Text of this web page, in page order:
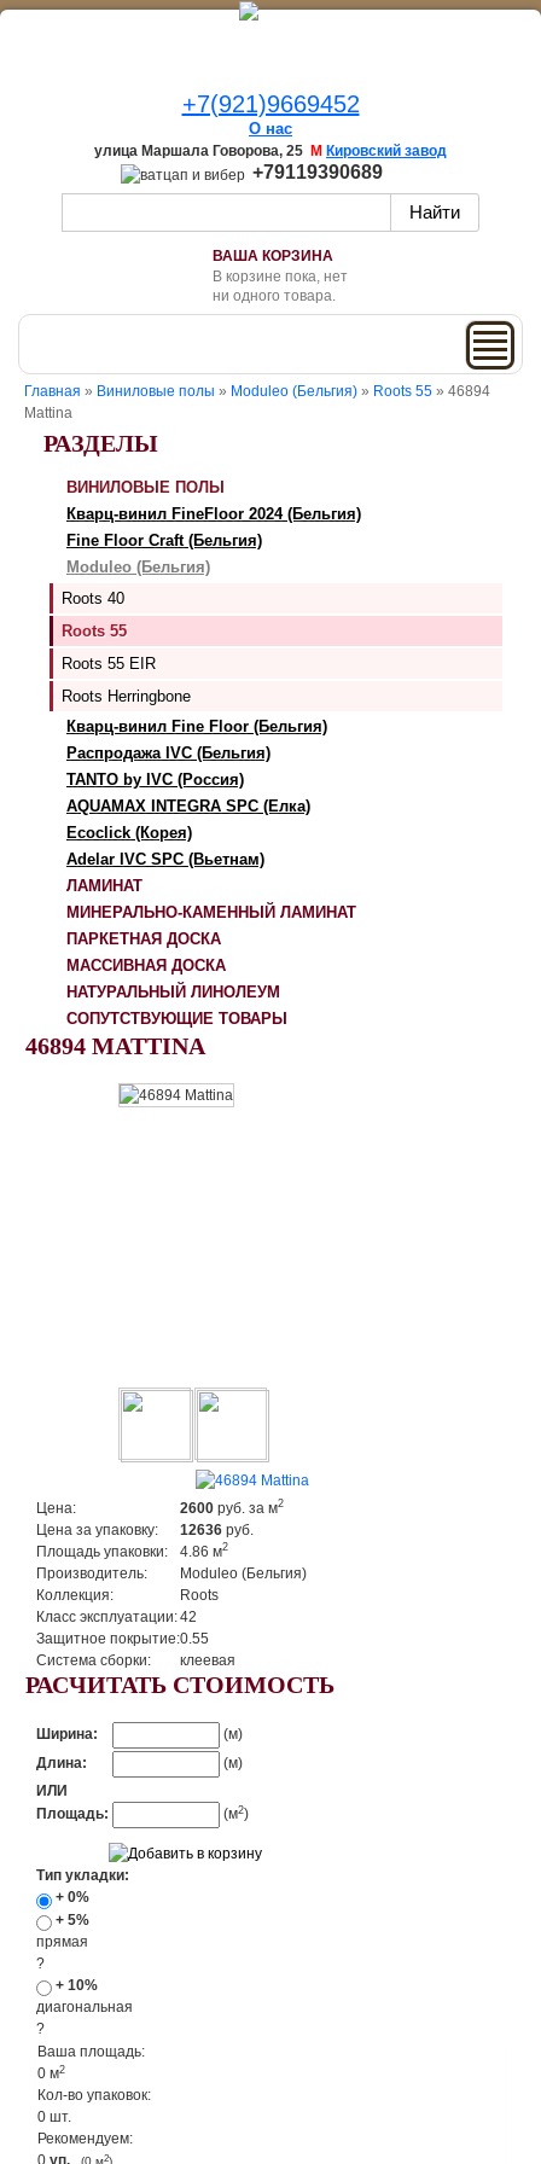
+7(921)9669452
О нас
улица Маршала Говорова, 25 М Кировский завод
+79119390689
ВАША КОРЗИНА
В корзине пока, нет
ни одного товара.
Главная » Виниловые полы » Moduleo (Бельгия) » Roots 55 » 46894
Mattina
РАЗДЕЛЫ
ВИНИЛОВЫЕ ПОЛЫ
Кварц-винил FineFloor 2024 (Бельгия)
Fine Floor Craft (Бельгия)
Moduleo (Бельгия)
Roots 40
Roots 55
Roots 55 EIR
Roots Herringbone
Кварц-винил Fine Floor (Бельгия)
Распродажа IVC (Бельгия)
TANTO by IVC (Россия)
AQUAMAX INTEGRA SPC (Елка)
Ecoclick (Корея)
Adelar IVC SPC (Вьетнам)
ЛАМИНАТ
МИНЕРАЛЬНО-КАМЕННЫЙ ЛАМИНАТ
ПАРКЕТНАЯ ДОСКА
МАССИВНАЯ ДОСКА
НАТУРАЛЬНЫЙ ЛИНОЛЕУМ
СОПУТСТВУЮЩИЕ ТОВАРЫ
46894 MATTINA
Цена: 2600 руб. за м2
Цена за упаковку: 12636 руб.
Площадь упаковки:
4.86 м2
Производитель:
Moduleo (Бельгия)
Коллекция:
Roots
Класс эксплуатации:42
Защитное покрытие:0.55
Система сборки:
клеевая
РАСЧИТАТЬ СТОИМОСТЬ
Ширина:
(м)
Длина:
(м)
ИЛИ
Площадь:
(м2)
Тип укладки:
+ 0%
+ 5%
прямая
?
+ 10%
диагональная
?
Ваша площадь:
0 м2
Кол-во упаковок:
0 шт.
Рекомендуем:
2